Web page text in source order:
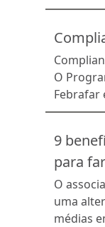
entregas
canal de
com a
O
Febrafar
ações
estejam
valores e
como ao
Políticas
9
para
O
uma
médias